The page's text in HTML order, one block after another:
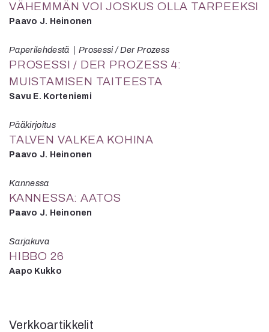
VÄHEMMÄN VOI JOSKUS OLLA TARPEEKSI
Paavo J. Heinonen
Paperilehdestä Prosessi / Der Prozess
PROSESSI / DER PROZESS 4:
MUISTAMISEN TAITEESTA
Savu E. Korteniemi
Pääkirjoitus
TALVEN VALKEA KOHINA
Paavo J. Heinonen
Kannessa
KANNESSA: AATOS
Paavo J. Heinonen
Sarjakuva
HIBBO 26
Aapo Kukko
Verkkoartikkelit